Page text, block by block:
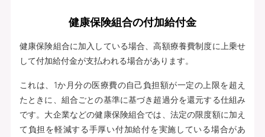
健康保険組合の付加給付金
健康保険組合に加入している場合、高額療養費制度に上乗せ
して付加給付金が支払われる場合があります。
これは、1か月分の医療費の自己負担額が一定の上限を超え
たときに、組合ごとの基準に基づき超過分を還元する仕組み
です。大企業などの健康保険組合では、法定の限度額に加え
て負担を軽減する手厚い付加給付を実施している場合があ